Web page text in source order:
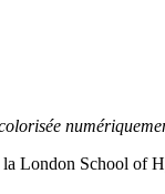
London School of